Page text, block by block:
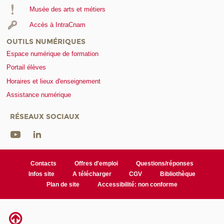
Musée des arts et métiers
Accès à IntraCnam
OUTILS NUMÉRIQUES
Espace numérique de formation
Portail élèves
Horaires et lieux d'enseignement
Assistance numérique
RÉSEAUX SOCIAUX
Contacts Offres d'emploi
Questions/réponses
Infos site
A télécharger CGV
Bibliothèque
Plan de site
Accessibilité: non conforme